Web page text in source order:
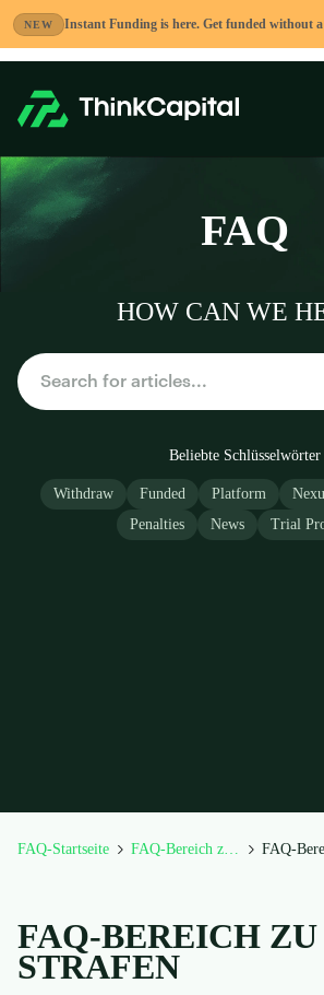
NEW Instant Funding is here. Get funded without a
Zum
Inhalt
springen
-
FAQ
HOW CAN WE
Beliebte Schlüsselwörter
Withdraw Funded Platform
Penalties
News Trial
FAQ-Startseite FAQ-Bereich zu Strafen FAQ-
FAQ-BEREICH ZU
STRAFEN